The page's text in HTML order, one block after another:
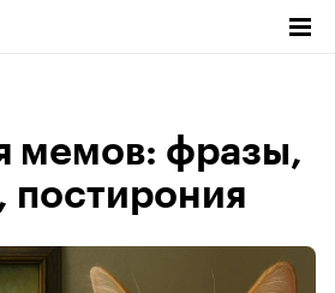
мемов: фразы,
постирония